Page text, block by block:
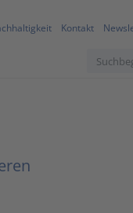
Kontakt